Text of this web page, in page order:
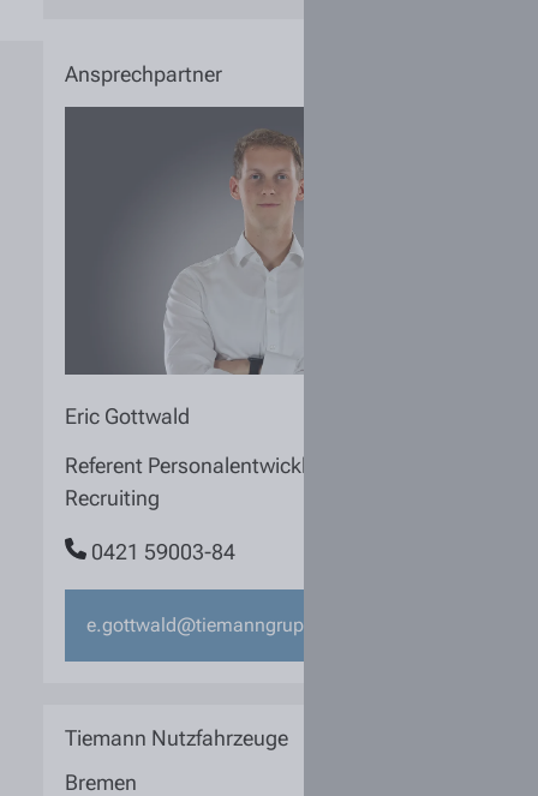
Ansprechpartner
Eric Gottwald
Referent Personalentwicklung und
Recruiting
0421 59003-84
e.gottwald@tiemanngruppe.de
Tiemann Nutzfahrzeuge
Bremen